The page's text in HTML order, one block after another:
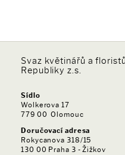
Svaz květinářů a
Republiky z.s.
Sídlo
Wolkerova 17
779 00 Olomouc
Doručovací adresa
Rokycanova 318/15
130 00 Praha 3 - Žižkov